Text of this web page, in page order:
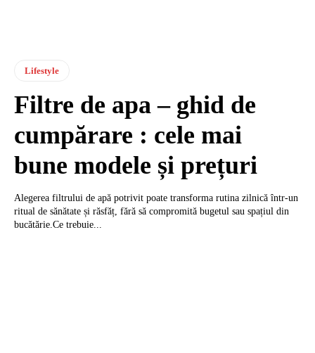
Lifestyle
Filtre de apa – ghid de
cumpărare : cele mai
bune modele și prețuri
Alegerea filtrului de apă potrivit poate transforma rutina zilnică într-un
ritual de sănătate și răsfăț, fără să compromită bugetul sau spațiul din
bucătărie.Ce trebuie...